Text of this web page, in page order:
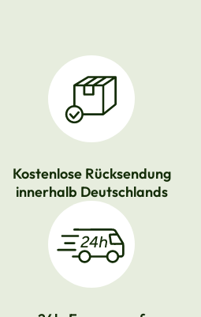
Kostenlose Rücksendung
innerhalb Deutschlands